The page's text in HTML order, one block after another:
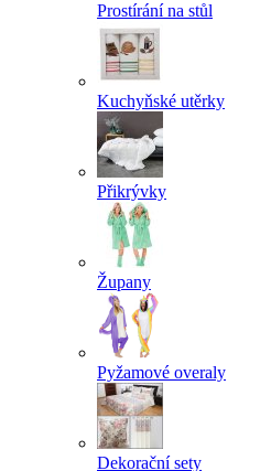
Prostírání na stůl
Kuchyňské utěrky
Přikrývky
Župany
Pyžamové overaly
Dekorační sety